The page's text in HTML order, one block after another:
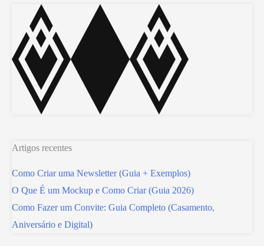
Artigos recentes
Como Criar uma Newsletter (Guia + Exemplos)
O Que É um Mockup e Como Criar (Guia 2026)
Como Fazer um Convite: Guia Completo (Casamento,
Aniversário e Digital)